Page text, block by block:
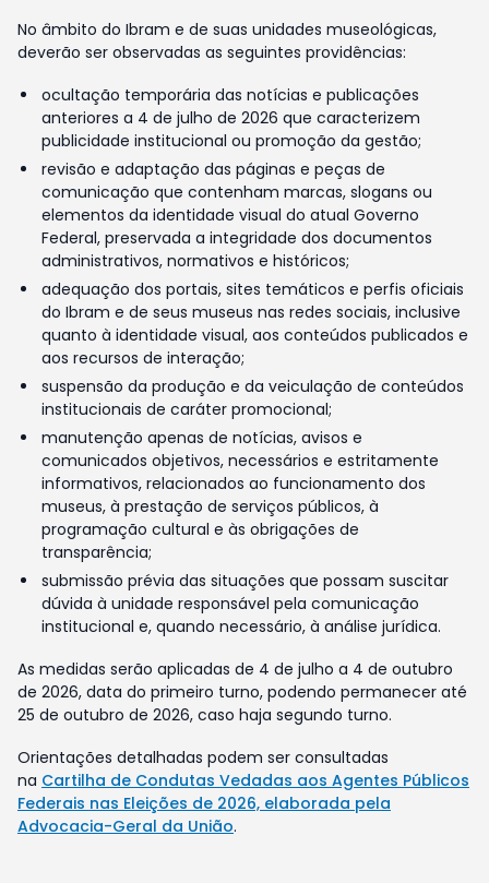
No âmbito do Ibram e de suas unidades museológicas,
deverão ser observadas as seguintes providências:
ocultação temporária das notícias e publicações
anteriores a 4 de julho de 2026 que caracterizem
publicidade institucional ou promoção da gestão;
revisão e adaptação das páginas e peças de
comunicação que contenham marcas, slogans ou
elementos da identidade visual do atual Governo
Federal, preservada a integridade dos documentos
administrativos, normativos e históricos;
adequação dos portais, sites temáticos e perfis oficiais
do Ibram e de seus museus nas redes sociais, inclusive
quanto à identidade visual, aos conteúdos publicados e
aos recursos de interação;
suspensão da produção e da veiculação de conteúdos
institucionais de caráter promocional;
manutenção apenas de notícias, avisos e
comunicados objetivos, necessários e estritamente
informativos, relacionados ao funcionamento dos
museus, à prestação de serviços públicos, à
programação cultural e às obrigações de
transparência;
submissão prévia das situações que possam suscitar
dúvida à unidade responsável pela comunicação
institucional e, quando necessário, à análise jurídica.
As medidas serão aplicadas de 4 de julho a 4 de outubro
de 2026, data do primeiro turno, podendo permanecer até
25 de outubro de 2026, caso haja segundo turno.
Orientações detalhadas podem ser consultadas
na Cartilha de Condutas Vedadas aos Agentes Públicos
Federais nas Eleições de 2026, elaborada pela
Advocacia-Geral da União.